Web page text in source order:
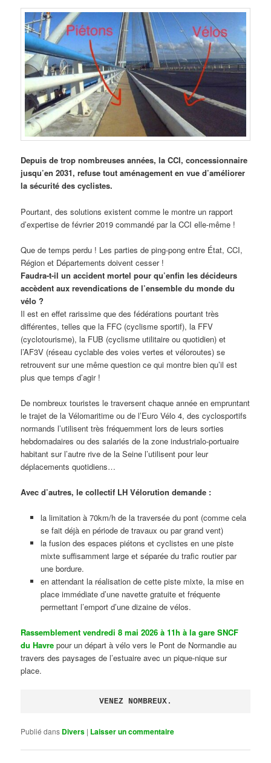
Depuis de trop nombreuses années, la CCI, concessionnaire
jusqu’en 2031, refuse tout aménagement en vue d’améliorer
la sécurité des cyclistes.
Pourtant, des solutions existent comme le montre un rapport
d’expertise de février 2019 commandé par la CCI elle-même !
Que de temps perdu ! Les parties de ping-pong entre État, CCI,
Région et Départements doivent cesser !
Faudra-t-il un accident mortel pour qu’enfin les décideurs
accèdent aux revendications de l’ensemble du monde du
vélo ?
Il est en effet rarissime que des fédérations pourtant très
différentes, telles que la FFC (cyclisme sportif), la FFV
(cyclotourisme), la FUB (cyclisme utilitaire ou quotidien) et
l’AF3V (réseau cyclable des voies vertes et véloroutes) se
retrouvent sur une même question ce qui montre bien qu’il est
plus que temps d’agir !
De nombreux touristes le traversent chaque année en empruntant
le trajet de la Vélomaritime ou de l’Euro Vélo 4, des cyclosportifs
normands l’utilisent très fréquemment lors de leurs sorties
hebdomadaires ou des salariés de la zone industrialo-portuaire
habitant sur l’autre rive de la Seine l’utilisent pour leur
déplacements quotidiens…
Avec d’autres, le collectif LH Vélorution demande :
la limitation à 70km/h de la traversée du pont (comme cela
se fait déjà en période de travaux ou par grand vent)
la fusion des espaces piétons et cyclistes en une piste
mixte suffisamment large et séparée du trafic routier par
une bordure.
en attendant la réalisation de cette piste mixte, la mise en
place immédiate d’une navette gratuite et fréquente
permettant l’emport d’une dizaine de vélos.
Rassemblement vendredi 8 mai 2026 à 11h à la gare SNCF
du Havre pour un départ à vélo vers le Pont de Normandie au
travers des paysages de l’estuaire avec un pique-nique sur
place.
VENEZ NOMBREUX.
Publié dans Divers | Laisser un commentaire